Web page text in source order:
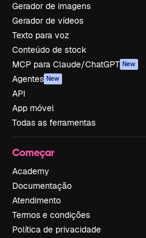
Gerador de imagens
Gerador de vídeos
Texto para voz
Conteúdo de stock
MCP para Claude/ChatGPT New
Agentes New
API
App móvel
Todas as ferramentas
Começar
Academy
Documentação
Atendimento
Termos e condições
Política de privacidade